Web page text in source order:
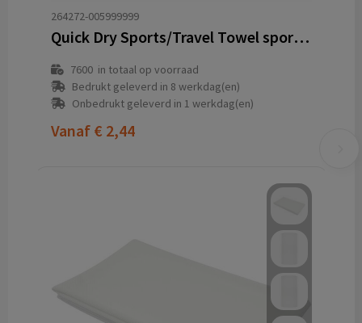
264272-005999999
Quick Dry Sports/Travel Towel sporthanddoek
7600in totaal op voorraad
Bedrukt geleverd in 8 werkdag(en)
Onbedrukt geleverd in 1 werkdag(en)
Vanaf € 2,44